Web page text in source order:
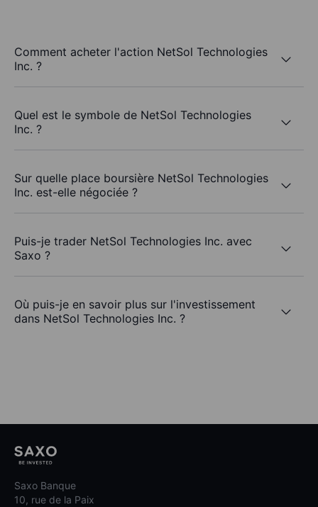
Comment acheter l'action NetSol Technologies
Inc. ?
Quel est le symbole de NetSol Technologies
Inc. ?
Sur quelle place boursière NetSol Technologies
Inc. est-elle négociée ?
Puis-je trader NetSol Technologies Inc. avec
Saxo ?
Où puis-je en savoir plus sur l'investissement
dans NetSol Technologies Inc. ?
Saxo Banque
10, rue de la Paix